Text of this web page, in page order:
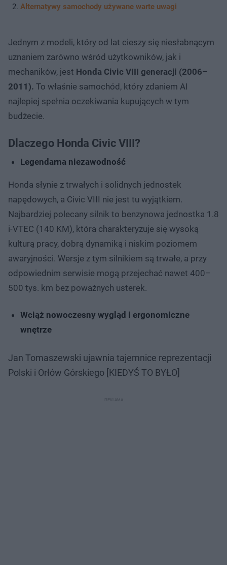
Alternatywy samochody używane warte uwagi
Jednym z modeli, który od lat cieszy się niesłabnącym
uznaniem zarówno wśród użytkowników, jak i
mechaników, jest Honda Civic VIII generacji (2006–
2011). To właśnie samochód, który zdaniem AI
najlepiej spełnia oczekiwania kupujących w tym
budżecie.
Dlaczego Honda Civic VIII?
Legendarna niezawodność
Honda słynie z trwałych i solidnych jednostek
napędowych, a Civic VIII nie jest tu wyjątkiem.
Najbardziej polecany silnik to benzynowa jednostka 1.8
i-VTEC (140 KM), która charakteryzuje się wysoką
kulturą pracy, dobrą dynamiką i niskim poziomem
awaryjności. Wersje z tym silnikiem są trwałe, a przy
odpowiednim serwisie mogą przejechać nawet 400–
500 tys. km bez poważnych usterek.
Wciąż nowoczesny wygląd i ergonomiczne
wnętrze
Jan Tomaszewski ujawnia tajemnice reprezentacji
Polski i Orłów Górskiego [KIEDYŚ TO BYŁO]